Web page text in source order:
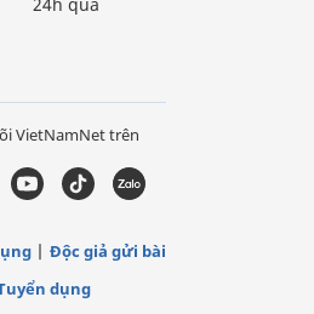
VietNamNet trên
Độc giả gửi bài
dụng